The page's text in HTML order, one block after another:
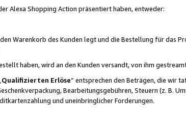
Alexa Shopping Action präsentiert haben, entweder:
Warenkorb des Kunden legt und die Bestellung für das
haben, wird an den Kunden versandt, von ihm
Qualifizierten Erlöse“ entsprechen den Beträgen, die wir
Bearbeitungsgebühren, Steuern (z. B.
und uneinbringlicher Forderungen.